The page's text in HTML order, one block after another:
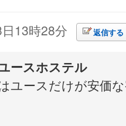
13時28分 返信する
ースホステル
ユースだけが安価